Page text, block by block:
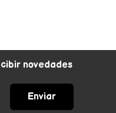
novedades
Enviar